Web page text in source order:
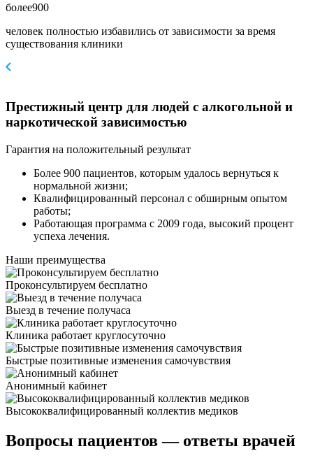
более900
человек полностью избавились от зависимости за время
существования клиники
Престижный центр для людей с алкогольной и
наркотической зависимостью
Гарантия на положительный результат
Более 900 пациентов, которым удалось вернуться к
нормальной жизни;
Квалифицированный персонал c обширным опытом
работы;
Работающая программа с 2009 года, высокий процент
успеха лечения.
Наши преимущества
Проконсультируем бесплатно
Выезд в течение получаса
Клиника работает круглосуточно
Быстрые позитивные изменения самочувствия
Анонимный кабинет
Высококвалифицированный коллектив медиков
Вопросы пациентов— ответы врачей